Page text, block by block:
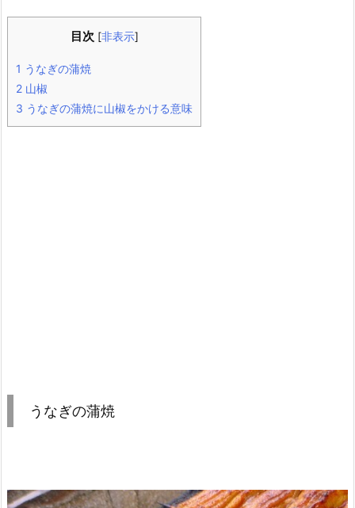
目次 [非表示]
1 うなぎの蒲焼
2 山椒
3 うなぎの蒲焼に山椒をかける意味
うなぎの蒲焼